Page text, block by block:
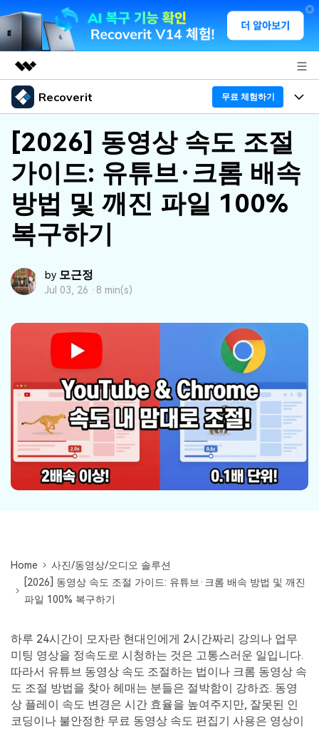
주요 제품
유틸리티
비즈니스
개요
솔루션
회사 소개
뉴스룸
플랜 및 가격
도움말 센터
Recoverit 무료 체험하기
프로그램
Recoverit - Windows 버전
선도적인 데이터 복구 전문가
Mac 시스템에서 무제한 데이터 복구
리커버릿 무료 버전
분실/삭제된 데이터 무료 복구
Repairit - 데이터 복구
UBackit - 데이터 백업
기능
미디어 복구하기
문서 복구하기
디바이스 복구하기
복구 Tips
외장 저장장치 복구
삭제된 파일 복구
더 많은 솔루션 찾기
리커버릿 개요
드라이브에서 복구
복구 솔루션
삭제된 파일 복구
데이터 손실 시나리오
모든 기능 확인하기
가이드
다운로드 로그인
search
[2026] 동영상 속도 조절
가이드: 유튜브·크롬 배속
방법 및 깨진 파일 100%
복구하기
by 모근정
Jul 03, 26 · 8 min(s)
Home
사진/동영상/오디오 솔루션
[2026] 동영상 속도 조절 가이드: 유튜브·크롬 배속 방법 및 깨진
파일 100% 복구하기
하루 24시간이 모자란 현대인에게 2시간짜리 강의나 업무
미팅 영상을 정속도로 시청하는 것은 고통스러운 일입니다.
따라서 유튜브 동영상 속도 조절하는 법이나 크롬 동영상 속
도 조절 방법을 찾아 헤매는 분들은 절박함이 강하죠. 동영
상 플레이 속도 변경은 시간 효율을 높여주지만, 잘못된 인
코딩이나 불안정한 무료 동영상 속도 편집기 사용은 영상이